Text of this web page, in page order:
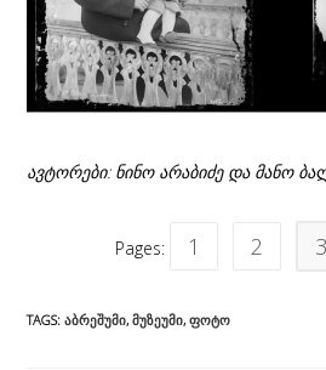
ავტორები: ნინო არაბიძე და მანო
Pages: 1 2 3
TAGS:ᲐᲑᲠᲔᲨᲣᲛᲘ, ᲛᲣᲖᲔᲣᲛᲘ, ᲤᲝᲢᲝ